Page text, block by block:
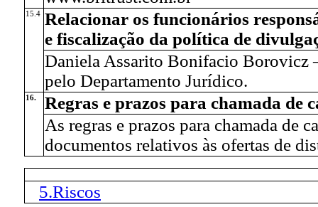
15.4 Relacionar os funcionários
e fiscalização da política de
Daniela Assarito Bonifacio Borovicz
pelo Departamento Jurídico.
16.
Regras e prazos para chamada de
As regras e prazos para chamada de
documentos relativos às ofertas de
5.Riscos